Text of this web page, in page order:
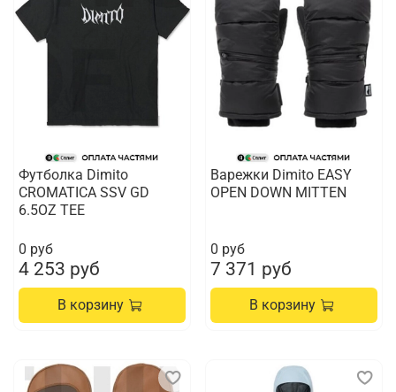
Футболка Dimito
CROMATICA SSV GD
6.5OZ TEE
0 руб
4 253 руб
В корзину
Варежки Dimito EASY
OPEN DOWN MITTEN
0 руб
7 371 руб
В корзину